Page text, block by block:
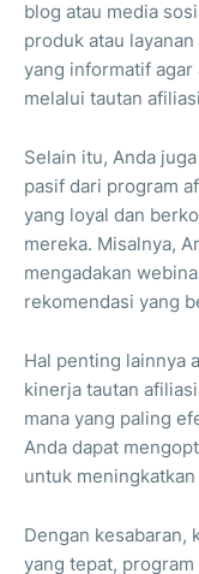
blog atau media
produk atau
yang informatif
melalui tautan
Selain itu, Anda
pasif dari program
yang loyal dan
mereka. Misalnya,
mengadakan
rekomendasi yang
Hal penting lainnya
kinerja tautan
mana yang paling
Anda dapat
untuk
Dengan kesabaran,
yang tepat,